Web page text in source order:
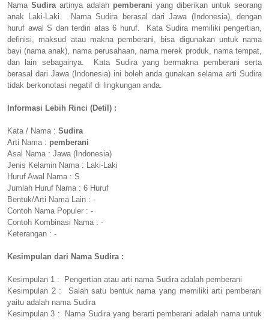
Nama Sudiraartinya adalah pemberani yang diberikan untuk seorang
anak Laki-Laki. Nama Sudira berasal dari Jawa (Indonesia), dengan
huruf awal S dan terdiri atas 6 huruf. Kata Sudira memiliki pengertian,
definisi, maksud atau makna pemberani, bisa digunakan untuk nama
bayi (nama anak), nama perusahaan, nama merek produk, nama tempat,
dan lain sebagainya. Kata Sudira yang bermakna pemberani serta
berasal dari Jawa (Indonesia) ini boleh anda gunakan selama arti Sudira
tidak berkonotasi negatif di lingkungan anda.
Informasi Lebih Rinci (Detil) :
Kata / Nama : Sudira
Arti Nama : pemberani
Asal Nama : Jawa (Indonesia)
Jenis Kelamin Nama : Laki-Laki
Huruf Awal Nama : S
Jumlah Huruf Nama : 6 Huruf
Bentuk/Arti Nama Lain : -
Contoh Nama Populer : -
Contoh Kombinasi Nama : -
Keterangan : -
Kesimpulan dari Nama Sudira :
Kesimpulan 1 : Pengertian atau arti nama Sudira adalah pemberani
Kesimpulan 2 : Salah satu bentuk nama yang memiliki arti pemberani
yaitu adalah nama Sudira
Kesimpulan 3 : Nama Sudira yang berarti pemberani adalah nama untuk